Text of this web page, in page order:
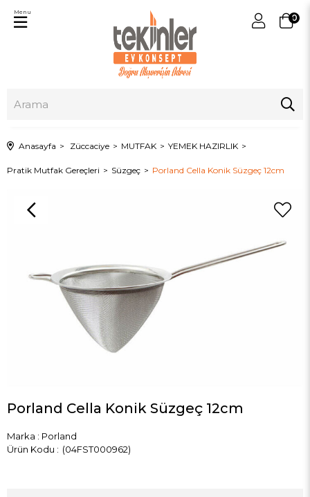
0
Menu
Anasayfa Züccaciye MUTFAK YEMEK HAZIRLIK
Pratik Mutfak Gereçleri Süzgeç Porland Cella Konik Süzgeç 12cm
Porland Cella Konik Süzgeç 12cm
Marka : Porland
(04FST000962)